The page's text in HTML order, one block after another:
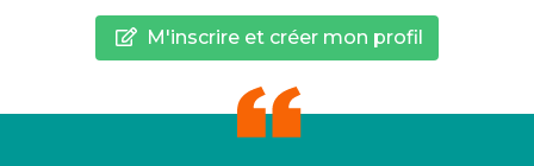
M'inscrire et créer mon profil